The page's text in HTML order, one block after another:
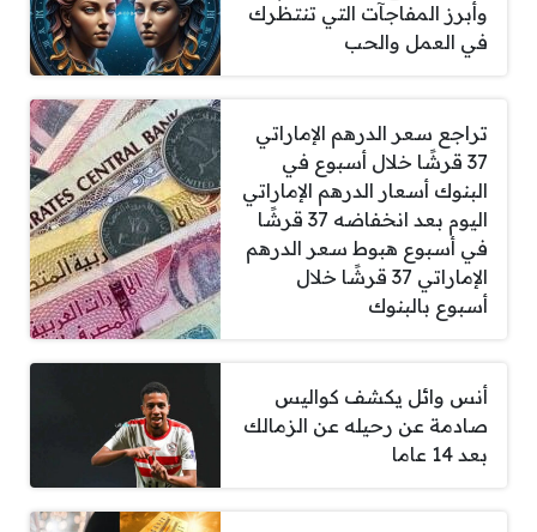
وأبرز المفاجآت التي تنتظرك
في العمل والحب
تراجع سعر الدرهم الإماراتي
37 قرشًا خلال أسبوع في
البنوك أسعار الدرهم الإماراتي
اليوم بعد انخفاضه 37 قرشًا
في أسبوع هبوط سعر الدرهم
الإماراتي 37 قرشًا خلال
أسبوع بالبنوك
أنس وائل يكشف كواليس
صادمة عن رحيله عن الزمالك
بعد 14 عاما